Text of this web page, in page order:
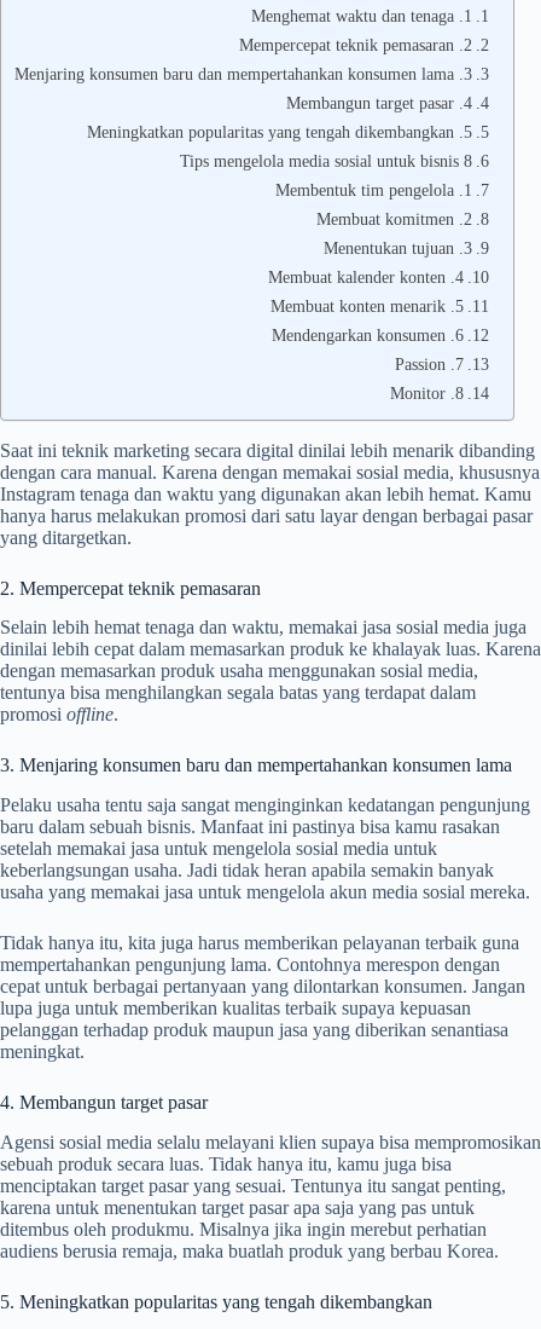
1. Menghemat waktu dan tenaga
2. Mempercepat teknik pemasaran
3. Menjaring konsumen baru dan mempertahankan konsumen lama
4. Membangun target pasar
5. Meningkatkan popularitas yang tengah dikembangkan
8 Tips mengelola media sosial untuk bisnis
1. Membentuk tim pengelola
2. Membuat komitmen
3. Menentukan tujuan
4. Membuat kalender konten
5. Membuat konten menarik
6. Mendengarkan konsumen
7. Passion
8. Monitor
Saat ini teknik marketing secara digital dinilai lebih menarik dibanding
dengan cara manual. Karena dengan memakai sosial media, khususnya
Instagram tenaga dan waktu yang digunakan akan lebih hemat. Kamu
hanya harus melakukan promosi dari satu layar dengan berbagai pasar
yang ditargetkan.
2. Mempercepat teknik pemasaran
Selain lebih hemat tenaga dan waktu, memakai jasa sosial media juga
dinilai lebih cepat dalam memasarkan produk ke khalayak luas. Karena
dengan memasarkan produk usaha menggunakan sosial media,
tentunya bisa menghilangkan segala batas yang terdapat dalam
promosi offline.
3. Menjaring konsumen baru dan mempertahankan konsumen lama
Pelaku usaha tentu saja sangat menginginkan kedatangan pengunjung
baru dalam sebuah bisnis. Manfaat ini pastinya bisa kamu rasakan
setelah memakai jasa untuk mengelola sosial media untuk
keberlangsungan usaha. Jadi tidak heran apabila semakin banyak
usaha yang memakai jasa untuk mengelola akun media sosial mereka.
Tidak hanya itu, kita juga harus memberikan pelayanan terbaik guna
mempertahankan pengunjung lama. Contohnya merespon dengan
cepat untuk berbagai pertanyaan yang dilontarkan konsumen. Jangan
lupa juga untuk memberikan kualitas terbaik supaya kepuasan
pelanggan terhadap produk maupun jasa yang diberikan senantiasa
meningkat.
4. Membangun target pasar
Agensi sosial media selalu melayani klien supaya bisa mempromosikan
sebuah produk secara luas. Tidak hanya itu, kamu juga bisa
menciptakan target pasar yang sesuai. Tentunya itu sangat penting,
karena untuk menentukan target pasar apa saja yang pas untuk
ditembus oleh produkmu. Misalnya jika ingin merebut perhatian
audiens berusia remaja, maka buatlah produk yang berbau Korea.
5. Meningkatkan popularitas yang tengah dikembangkan